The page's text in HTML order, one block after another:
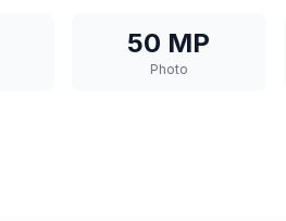
50 MP
Photo